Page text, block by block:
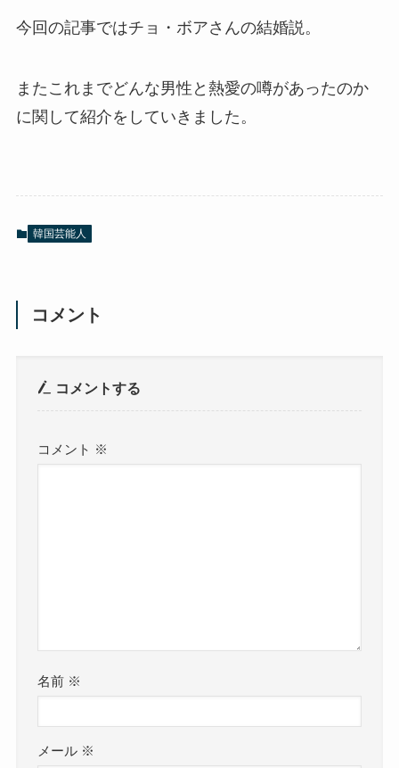
今回の記事ではチョ・ボアさんの結婚説。
またこれまでどんな男性と熱愛の噂があったのか
に関して紹介をしていきました。
韓国芸能人
コメント
コメントする
コメント ※
名前 ※
メール ※